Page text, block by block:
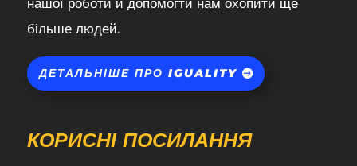
більше людей.
ДЕТАЛЬНІШЕ ПРО IGUALITY
КОРИСНІ ПОСИЛАННЯ